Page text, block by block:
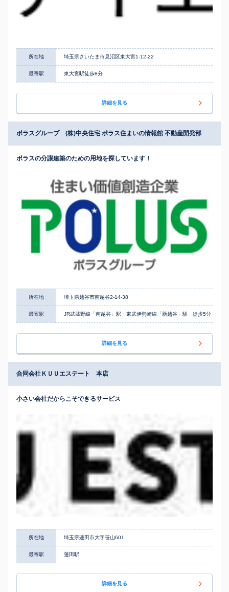
所在地 埼玉県さいたま市見沼区東大宮1-12-22
最寄駅 東大宮駅徒歩8分
詳細を見る
ポラスグループ (株)中央住宅 ポラス住まいの情報館 不動産開発部
ポラスの分譲建築のための用地を探しています！
所在地 埼玉県越谷市南越谷2-14-38
最寄駅 JR武蔵野線「南越谷」駅・東武伊勢崎線「新越谷」駅 徒歩5分
詳細を見る
合同会社ＫＵＵエステート 本店
小さい会社だからこそできるサービス
所在地 埼玉県蓮田市大字笹山601
最寄駅 蓮田駅
詳細を見る